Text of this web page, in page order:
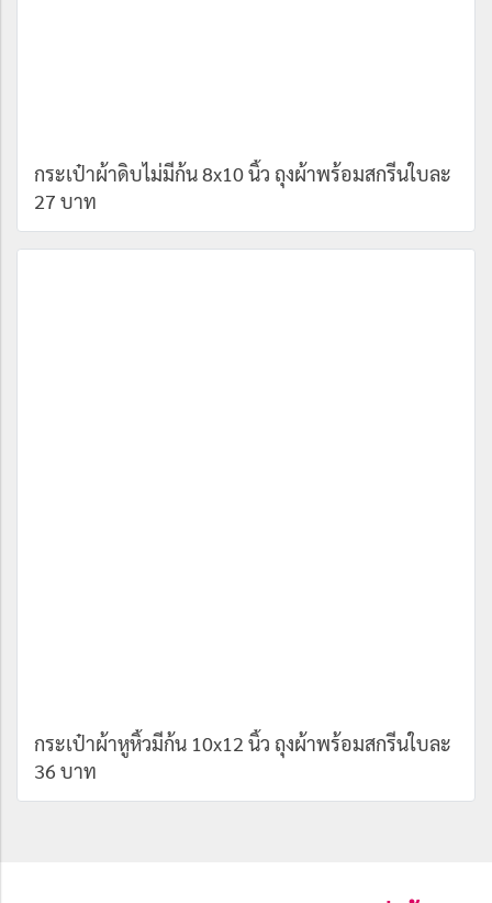
กระเป๋าผ้าดิบไม่มีก้น 8x10 นิ้ว ถุงผ้าพร้อมสกรีนใบละ
27 บาท
กระเป๋าผ้าหูหิ้วมีก้น 10x12 นิ้ว ถุงผ้าพร้อมสกรีนใบละ
36 บาท